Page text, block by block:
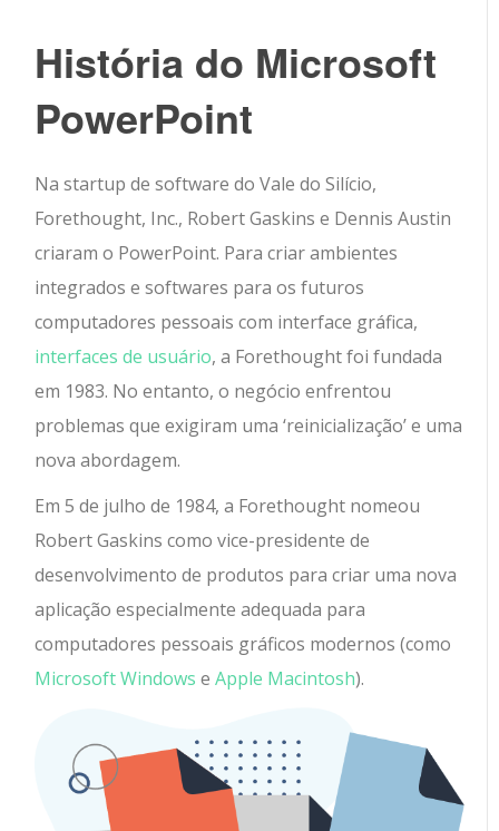
História do Microsoft
PowerPoint
Na startup de software do Vale do Silício,
Forethought, Inc., Robert Gaskins e Dennis Austin
criaram o PowerPoint. Para criar ambientes
integrados e softwares para os futuros
computadores pessoais com interface gráfica,
interfaces de usuário, a Forethought foi fundada
em 1983. No entanto, o negócio enfrentou
problemas que exigiram uma ‘reinicialização’ e uma
nova abordagem.
Em 5 de julho de 1984, a Forethought nomeou
Robert Gaskins como vice-presidente de
desenvolvimento de produtos para criar uma nova
aplicação especialmente adequada para
computadores pessoais gráficos modernos (como
Microsoft Windows eApple Macintosh).